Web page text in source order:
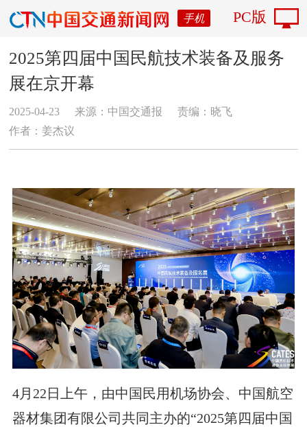
手机 PC版
2025第四届中国民航技术装备及服务
展在京开幕
2025-04-23 来源：中国交通报
责编：晓飞
作者：姜杰议
4月22日上午，由中国民用机场协会、中国航空
器材集团有限公司共同主办的“2025第四届中国